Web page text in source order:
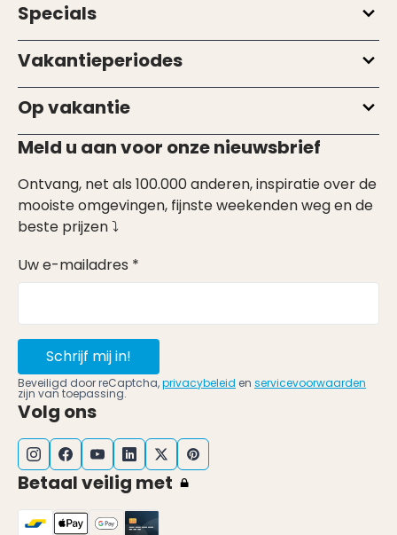
Specials
Vakantieperiodes
Op vakantie
Meld u aan voor onze nieuwsbrief
Ontvang, net als 100.000 anderen, inspiratie over de
mooiste omgevingen, fijnste weekenden weg en de
beste prijzen ⤵
Uw e-mailadres *
Schrijf mij in!
Beveiligd door reCaptcha,privacybeleid en servicevoorwaarden
zijn van toepassing.
Volg ons
Betaal veilig met